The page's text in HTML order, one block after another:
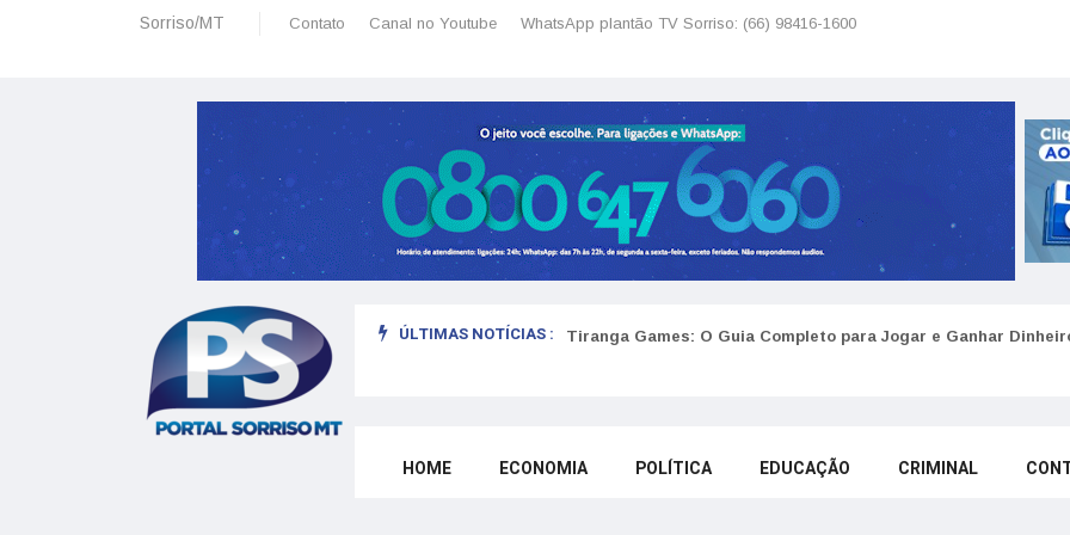
Sorriso/MT Contato Canal no Youtube WhatsApp plantão TV Sorriso: (66) 98416-1600
ÚLTIMAS NOTÍCIAS :
planeamento financeiro detalhado para não passar sufoco Tiranga Games: O Guia Completo para Jogar e Ganhar
HOME ECONOMIA POLÍTICA EDUCAÇÃO CRIMINAL